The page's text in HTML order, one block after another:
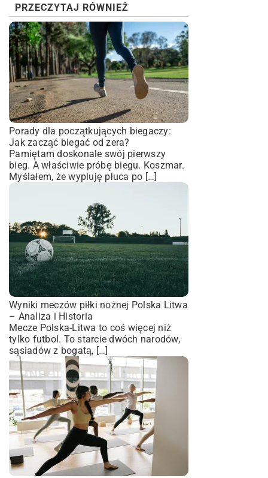
PRZECZYTAJ RÓWNIEŻ
Porady dla początkujących biegaczy:
Jak zacząć biegać od zera?
Pamiętam doskonale swój pierwszy
bieg. A właściwie próbę biegu. Koszmar.
Myślałem, że wypluję płuca po […]
Wyniki meczów piłki nożnej Polska Litwa
– Analiza i Historia
Mecze Polska-Litwa to coś więcej niż
tylko futbol. To starcie dwóch narodów,
sąsiadów z bogatą, […]